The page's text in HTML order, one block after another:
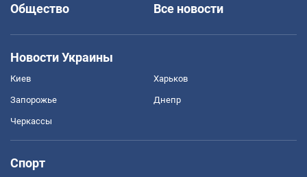
Общество
Все новости
Новости Украины
Киев Харьков
Запорожье Днепр
Черкассы
Спорт